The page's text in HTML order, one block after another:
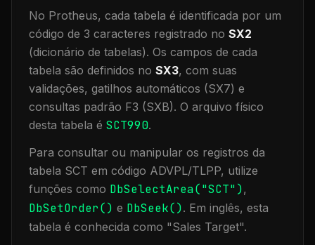
No Protheus, cada tabela é identificada por um
código de 3 caracteres registrado no SX2
(dicionário de tabelas). Os campos de cada
tabela são definidos no SX3, com suas
validações, gatilhos automáticos (SX7) e
consultas padrão F3 (SXB). O arquivo físico
desta tabela é SCT990.
Para consultar ou manipular os registros da
tabela SCT em código ADVPL/TLPP, utilize
funções como DbSelectArea("SCT"),
DbSetOrder() e DbSeek(). Em inglês, esta
tabela é conhecida como "Sales Target".